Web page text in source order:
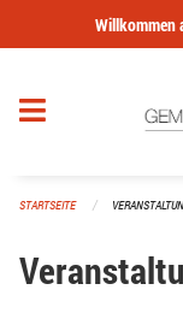
Navigation überspringen
Willkommen
STARTSEITE